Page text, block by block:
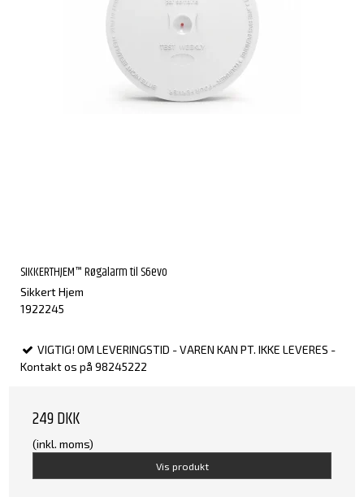
SIKKERTHJEM™ Røgalarm til S6evo
Sikkert Hjem
1922245
VIGTIG! OM LEVERINGSTID - VAREN KAN PT. IKKE LEVERES -
Kontakt os på 98245222
249 DKK
(inkl. moms)
Vis produkt